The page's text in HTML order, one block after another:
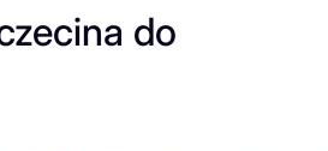
do